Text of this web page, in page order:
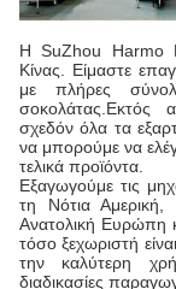
Η SuZhou Harmo
Κίνας. Είμαστε
με πλήρες
σοκολάτας.Εκτός
σχεδόν όλα τα
να μπορούμε να
τελικά προϊόντα.
Εξαγωγούμε τις
τη Νότια
Ανατολική Ευρώπη
τόσο ξεχωριστή
την καλύτερη
διαδικασίες